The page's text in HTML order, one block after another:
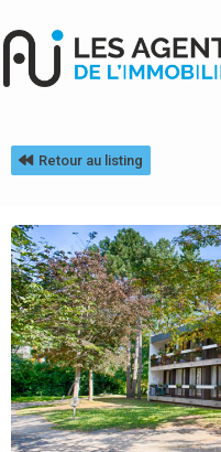
Retour au listing